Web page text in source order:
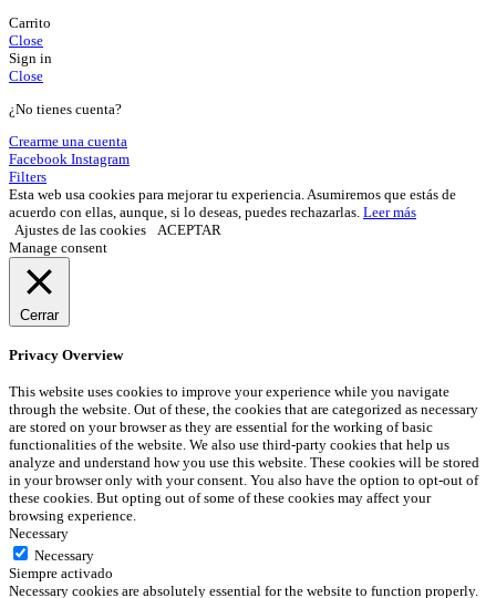
Carrito
Close
Sign in
Close
¿No tienes cuenta?
Crearme una cuenta
Facebook Instagram
Filters
Esta web usa cookies para mejorar tu experiencia. Asumiremos que estás de
acuerdo con ellas, aunque, si lo deseas, puedes rechazarlas. Leer más
Ajustes de las cookies
ACEPTAR
Manage consent
Cerrar
Privacy Overview
This website uses cookies to improve your experience while you navigate
through the website. Out of these, the cookies that are categorized as necessary
are stored on your browser as they are essential for the working of basic
functionalities of the website. We also use third-party cookies that help us
analyze and understand how you use this website. These cookies will be stored
in your browser only with your consent. You also have the option to opt-out of
these cookies. But opting out of some of these cookies may affect your
browsing experience.
Necessary
Necessary
Siempre activado
Necessary cookies are absolutely essential for the website to function properly.